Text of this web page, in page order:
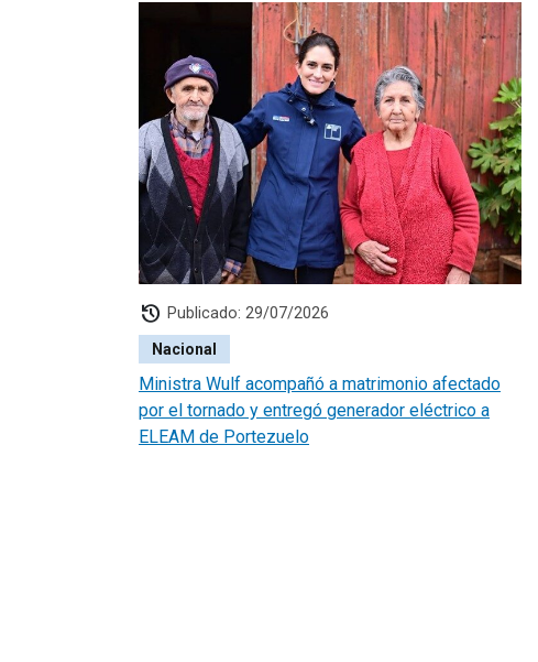
history Publicado: 29/07/2026
Nacional
Ministra Wulf acompañó a matrimonio afectado
por el tornado y entregó generador eléctrico a
ELEAM de Portezuelo